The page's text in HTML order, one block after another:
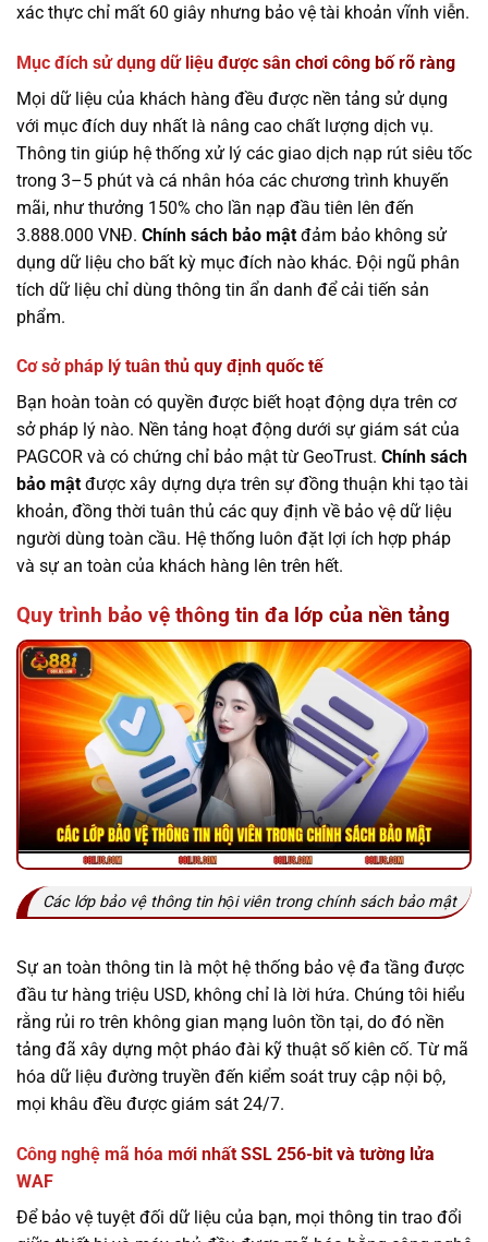
xác thực chỉ mất 60 giây nhưng bảo vệ tài khoản vĩnh viễn.
Mục đích sử dụng dữ liệu được sân chơi công bố rõ ràng
Mọi dữ liệu của khách hàng đều được nền tảng sử dụng
với mục đích duy nhất là nâng cao chất lượng dịch vụ.
Thông tin giúp hệ thống xử lý các giao dịch nạp rút siêu tốc
trong 3–5 phút và cá nhân hóa các chương trình khuyến
mãi, như thưởng 150% cho lần nạp đầu tiên lên đến
3.888.000 VNĐ. Chính sách bảo mật đảm bảo không sử
dụng dữ liệu cho bất kỳ mục đích nào khác. Đội ngũ phân
tích dữ liệu chỉ dùng thông tin ẩn danh để cải tiến sản
phẩm.
Cơ sở pháp lý tuân thủ quy định quốc tế
Bạn hoàn toàn có quyền được biết hoạt động dựa trên cơ
sở pháp lý nào. Nền tảng hoạt động dưới sự giám sát của
PAGCOR và có chứng chỉ bảo mật từ GeoTrust. Chính sách
bảo mật được xây dựng dựa trên sự đồng thuận khi tạo tài
khoản, đồng thời tuân thủ các quy định về bảo vệ dữ liệu
người dùng toàn cầu. Hệ thống luôn đặt lợi ích hợp pháp
và sự an toàn của khách hàng lên trên hết.
Quy trình bảo vệ thông tin đa lớp của nền tảng
Các lớp bảo vệ thông tin hội viên trong chính sách bảo mật
Sự an toàn thông tin là một hệ thống bảo vệ đa tầng được
đầu tư hàng triệu USD, không chỉ là lời hứa. Chúng tôi hiểu
rằng rủi ro trên không gian mạng luôn tồn tại, do đó nền
tảng đã xây dựng một pháo đài kỹ thuật số kiên cố. Từ mã
hóa dữ liệu đường truyền đến kiểm soát truy cập nội bộ,
mọi khâu đều được giám sát 24/7.
Công nghệ mã hóa mới nhất SSL 256-bit và tường lửa
WAF
Để bảo vệ tuyệt đối dữ liệu của bạn, mọi thông tin trao đổi